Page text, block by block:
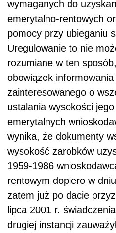
wymaganych do
emerytalno-rentowych
pomocy przy ubieganiu
Uregulowanie to nie
rozumiane w ten
obowiązek
zainteresowanego o
ustalania wysokości
emerytalnych
wynika, że dokumenty
wysokość zarobków
1959-1986
rentowym dopiero w
zatem już po dacie
lipca 2001 r.
drugiej instancji